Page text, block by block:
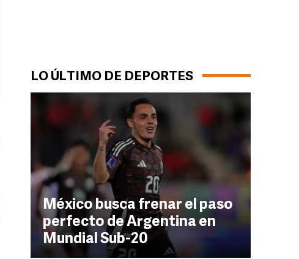
LO ÚLTIMO DE DEPORTES
México busca frenar el paso
perfecto de Argentina en
Mundial Sub-20